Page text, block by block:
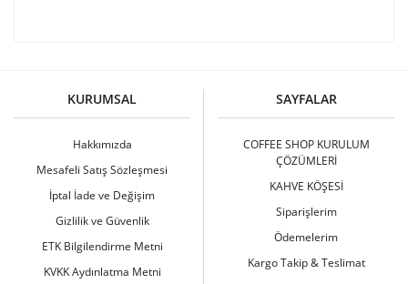
KURUMSAL
Hakkımızda
Mesafeli Satış Sözleşmesi
İptal İade ve Değişim
Gizlilik ve Güvenlik
ETK Bilgilendirme Metni
KVKK Aydınlatma Metni
SAYFALAR
COFFEE SHOP KURULUM
ÇÖZÜMLERİ
KAHVE KÖŞESİ
Siparişlerim
Ödemelerim
Kargo Takip & Teslimat